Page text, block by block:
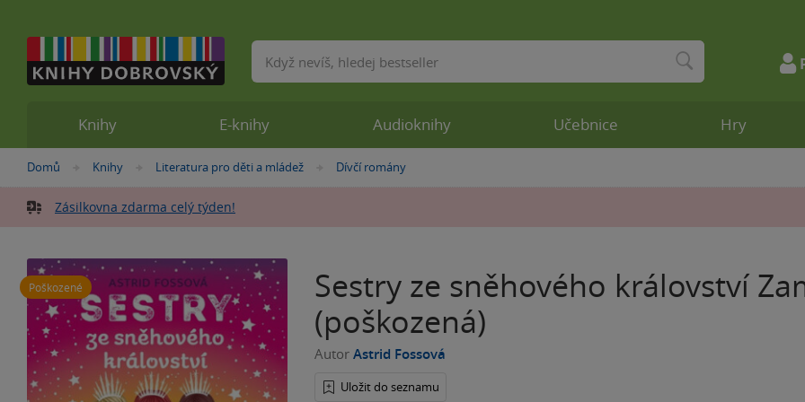
Nacházíte
zde:
Domů »
Knihy »
Literatura pro děti a mládež »
Dívčí romány
Zásilkovna zdarma celý týden!
Poškozené
Sestry ze sněhového království
(poškozená)
Autor Astrid Fossová
Uložit do seznamu
Knihy E-knihy Audioknihy Učebnice Hry
Vyhledávání